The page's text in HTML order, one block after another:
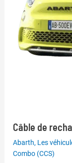
Câble de
Abarth, Les
Combo (CCS)